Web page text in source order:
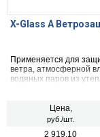
X-Glass А
Применяется для
ветра, атмосферной
водяных паров из
Цена,
руб./шт.
2 919.10